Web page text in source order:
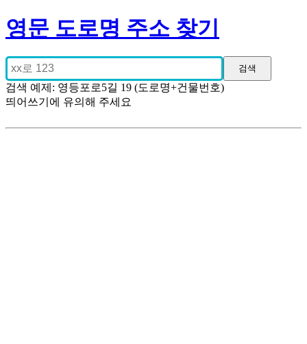
영문 도로명 주소 찾기
검색 예제: 영등포로5길 19 (도로명+건물번호)
띄어쓰기에 유의해 주세요